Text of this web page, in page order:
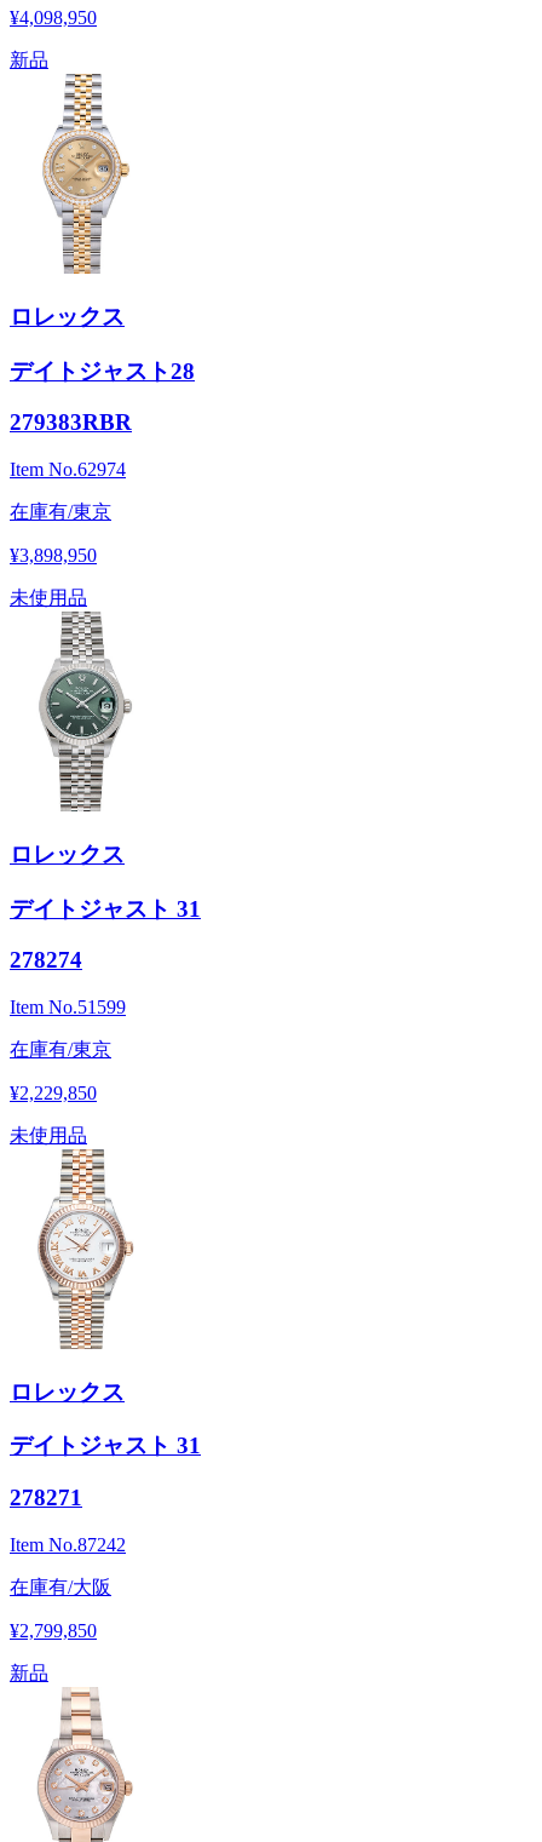
¥4,098,950
新品
ロレックス
デイトジャスト28
279383RBR
Item No.62974
在庫有/東京
¥3,898,950
未使用品
ロレックス
デイトジャスト 31
278274
Item No.51599
在庫有/東京
¥2,229,850
未使用品
ロレックス
デイトジャスト 31
278271
Item No.87242
在庫有/大阪
¥2,799,850
新品